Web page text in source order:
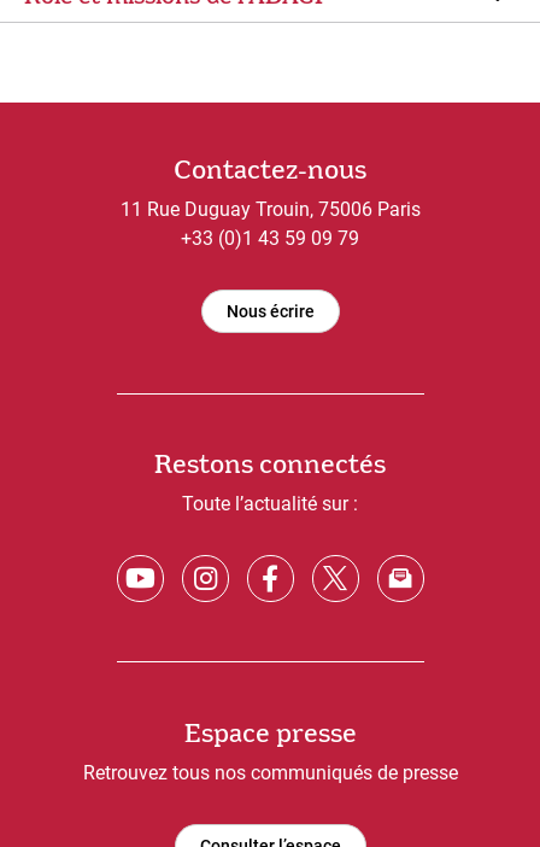
Contactez-nous
11 Rue Duguay Trouin, 75006 Paris
+33 (0)1 43 59 09 79
Nous écrire
Restons connectés
Toute l’actualité sur :
Espace presse
Retrouvez tous nos communiqués de presse